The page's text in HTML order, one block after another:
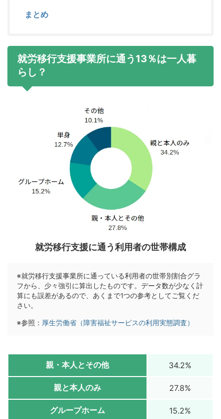
まとめ
就労移行支援事業所に通う13％は一人暮
らし？
就労移行支援に通う利用者の世帯構成
※就労移行支援事業所に通っている利用者の世帯別割合グラ
フから、少々強引に算出したものです。データ数が少なく計
算にも誤差があるので、あくまで1つの参考としてご覧くだ
さい。
※参照： 厚生労働省（障害福祉サービスの利用実態調査）
親・本人とその他 34.2%
親と本人のみ 27.8%
グループホーム 15.2%